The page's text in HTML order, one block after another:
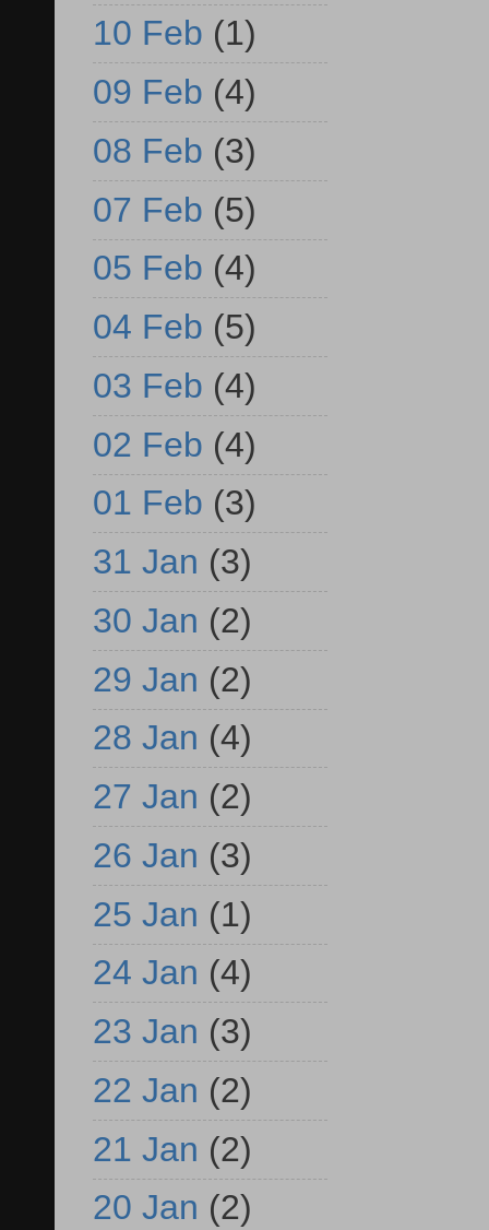
10 Feb (1)
09 Feb (4)
08 Feb (3)
07 Feb (5)
05 Feb (4)
04 Feb (5)
03 Feb (4)
02 Feb (4)
01 Feb (3)
31 Jan (3)
30 Jan (2)
29 Jan (2)
28 Jan (4)
27 Jan (2)
26 Jan (3)
25 Jan (1)
24 Jan (4)
23 Jan (3)
22 Jan (2)
21 Jan (2)
20 Jan (2)